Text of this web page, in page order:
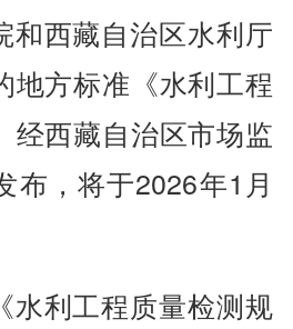
和西藏自治区水利厅
地方标准《水利工程
经西藏自治区市场监
布，将于2026年1月
水利工程质量检测规